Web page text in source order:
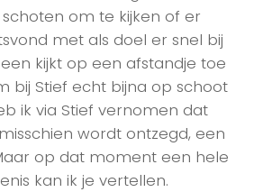
om te kijken of er
met als doel er snel bij
kijkt op een afstandje toe
bij Stief echt bijna op schoot
ik via Stief vernomen dat
wordt ontzegd, een
op dat moment een hele
kan ik je vertellen.